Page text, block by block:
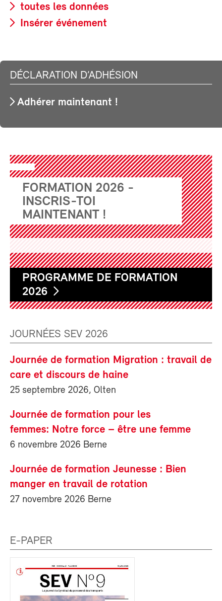
toutes les données
Insérer événement
DÉCLARATION D’ADHÉSION
Adhérer maintenant !
FORMATION 2026 -
INSCRIS-TOI
MAINTENANT !
PROGRAMME DE FORMATION
2026
JOURNÉES SEV 2026
Journée de formation Migration : travail de
care et discours de haine
25 septembre 2026, Olten
Journée de formation pour les
femmes: Notre force – être une femme
6 novembre 2026 Berne
Journée de formation Jeunesse : Bien
manger en travail de rotation
27 novembre 2026 Berne
E-PAPER